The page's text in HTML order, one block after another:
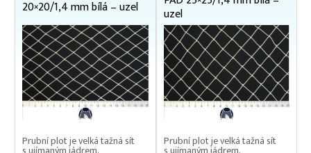
Odchovné bazény a žlaby
Planktonové (uhelonové) vybavení
Podložní sítě
Pomocné rybářské vybavení
Prubní ploty
Prubní ploty na tržní rybu – oko 25, 30 mm
20×20/1,4 mm bílá – uzel
Prubní plot je velká tažná sít
uzel
Prubní plot je velká tažná sít